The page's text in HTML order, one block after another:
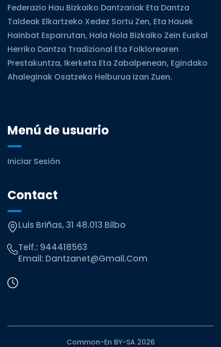
Federazio Hau Bizkaiko Dantzariak Eta Dantza
Taldeak Elkartzeko Xedez Sortu Zen, Eta Hauek
Hainbat Esparrutan, Hala Nola Bizkaiko Zein Euskal
Herriko Dantza Tradizional Eta Folklorearen
Prestakuntza, Ikerketa Eta Zabalpenean, Egindako
Ahaleginak Osatzeko Helburua Izan Zuen.
Menú de usuario
Iniciar Sesión
Contact
Luis Briñas, 31 48.013 Bilbo
Telf.: 944418563
Email: Dantzanet@gmail.com
Common-En BY-SA 2026